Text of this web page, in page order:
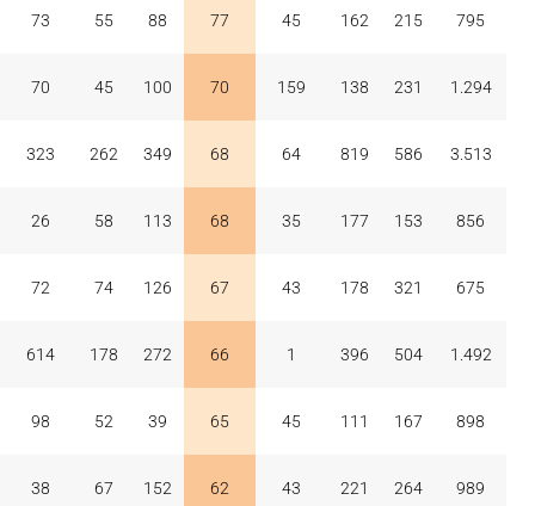
73 55 88 77 45 162 215 795
70 45 100 70 159 138 231 1.294
323 262 349 68 64 819 586 3.513
26 58 113 68 35 177 153 856
72 74 126 67 43 178 321 675
614 178 272 66 1 396 504 1.492
98 52 39 65 45 111 167 898
38 67 152 62 43 221 264 989